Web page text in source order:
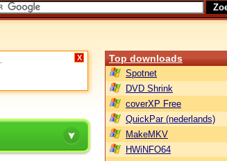
X Top downloads
Spotnet
DVD Shrink
coverXP Free
QuickPar (nederlands)
MakeMKV
HWiNFO64